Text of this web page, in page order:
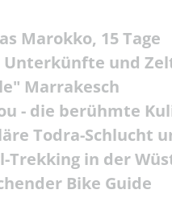
Marokko, 15 Tage
und
Marrakesch
- die berühmte
Todra-Schlucht
Trekking in der
Bike Guide